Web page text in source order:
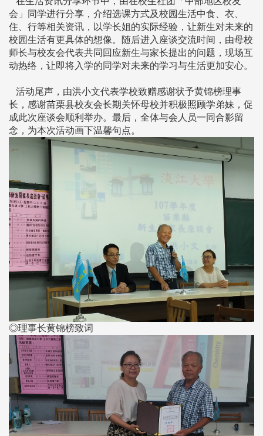
会」同学进行分享，介绍选课方式及校园生活中食、衣、
住、行等相关资讯，以学长姐的实际经验，让新生对未来的
校园生活有更具体的想像。随后进入座谈交流时间，由母校
师长与校友会代表共同回应新生与家长提出的问题，现场互
动热络，让即将入学的同学对未来的学习与生活更加安心。
活动尾声，由洪小文代表学校致赠感谢状予黄锦榜理事
长，感谢苗栗县校友会长期关怀母校并积极照顾学弟妹，促
成此次座谈会顺利举办。最后，全体与会人员一同合影留
念，为本次活动画下温馨句点。
◎理事长黄锦榜致词